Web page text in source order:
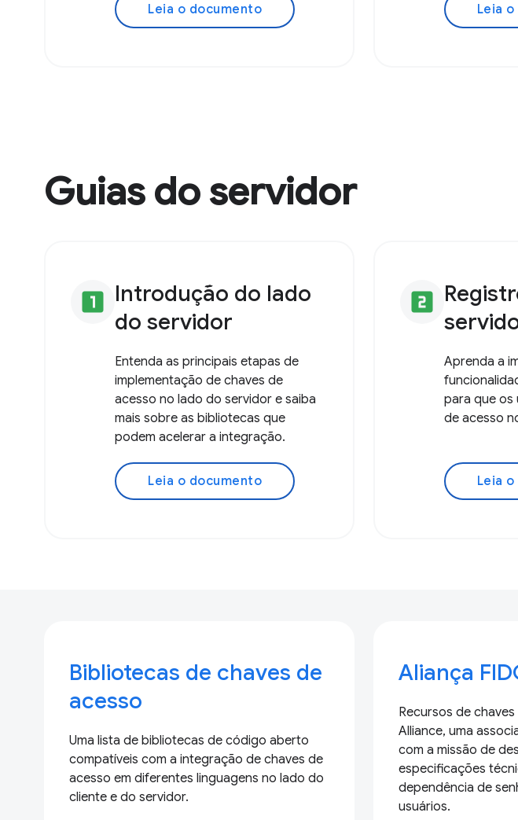
Leia o documento Leia
Guias do servidor
looks_one Introdução do lado
do servidor
Entenda as principais etapas de
implementação de chaves de
acesso no lado do servidor e saiba
mais sobre as bibliotecas que
podem acelerar a integração.
Leia o documento
looks_two
Aprenda a
para que os
de acesso
Leia
Bibliotecas de chaves de
acesso
Uma lista de bibliotecas de código aberto
compatíveis com a integração de chaves de
acesso em diferentes linguagens no lado do
cliente e do servidor.
Aliança
Recursos de
Alliance, uma
com a missão de
especificações
dependência de
usuários.